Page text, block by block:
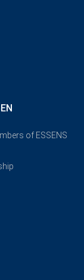
of ESSENS